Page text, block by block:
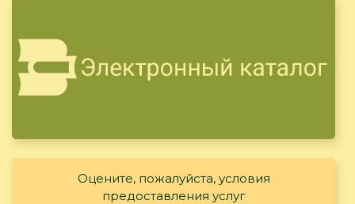
Оцените, пожалуйста, условия
предоставления услуг